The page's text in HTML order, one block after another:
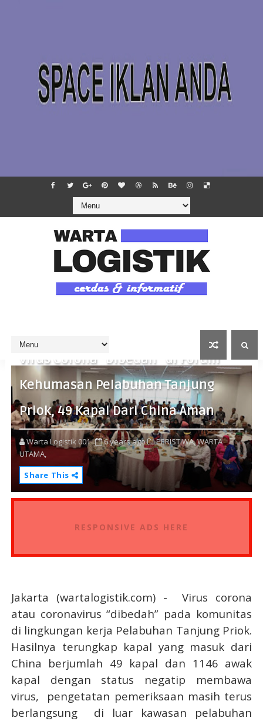
Virus Corona “Dibedah” di Forum
Kehumasan Pelabuhan Tanjung
Priok, 49 Kapal Dari China Aman
Warta Logistik 001 6 years ago PERISTIWA,WARTA
UTAMA,
Share This
RESPONSIVE ADS HERE
Jakarta (wartalogistik.com) -
Virus corona
atau coronavirus “dibedah” pada komunitas
di lingkungan kerja Pelabuhan Tanjung Priok.
Hasilnya terungkap kapal yang masuk dari
China berjumlah 49 kapal dan 1146 awak
kapal dengan status negatip membawa
virus,
pengetatan pemeriksaan masih terus
berlangsung
di luar kawasan pelabuhan